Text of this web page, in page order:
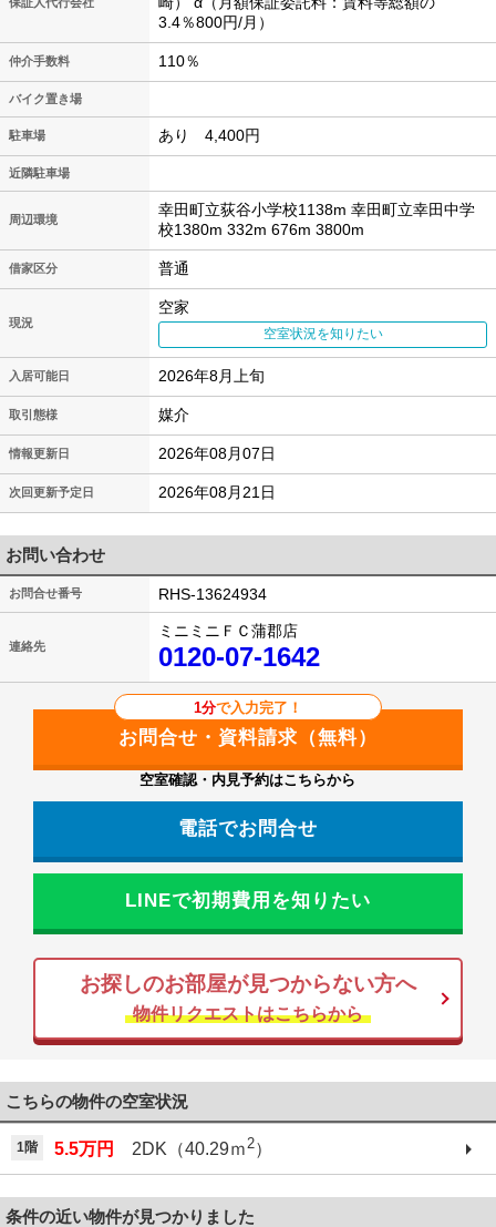
3.4％800円/月）
仲介手数料 110％
バイク置き場
駐車場 あり 4,400円
近隣駐車場
周辺環境
幸田町立荻谷小学校1138m 幸田町立幸田中学
校1380m 332m 676m 3800m
借家区分 普通
現況
空家
空室状況を知りたい
入居可能日 2026年8月上旬
取引態様 媒介
情報更新日 2026年08月07日
次回更新予定日 2026年08月21日
お問い合わせ
お問合せ番号 RHS-13624934
連絡先
ミニミニＦＣ蒲郡店
0120-07-1642
1分で入力完了！
空室確認・内見予約はこちらから
電話でお問合せ
LINEで初期費用を知りたい
お探しのお部屋が見つからない方へ
物件リクエストはこちらから
こちらの物件の空室状況
1階 5.5万円 2DK（40.29ｍ2）
条件の近い物件が見つかりました